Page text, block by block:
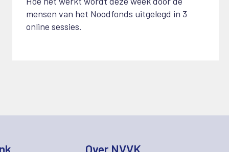
mensen van het Noodfonds uitgelegd in 3
online sessies.
Over NVVK